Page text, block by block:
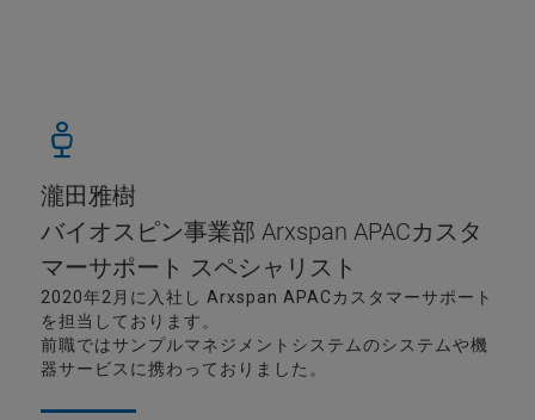
瀧田雅樹
バイオスピン事業部 Arxspan APACカスタ
マーサポート スペシャリスト
2020年2月に入社し Arxspan APACカスタマーサポート
を担当しております。
前職ではサンプルマネジメントシステムのシステムや機
器サービスに携わっておりました。